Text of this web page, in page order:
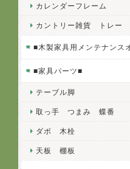
カレンダーフレーム
カントリー雑貨 トレー
■木製家具用メンテナンス
■家具パーツ■
テーブル脚
取っ手 つまみ 蝶番
ダボ 木栓
天板 棚板